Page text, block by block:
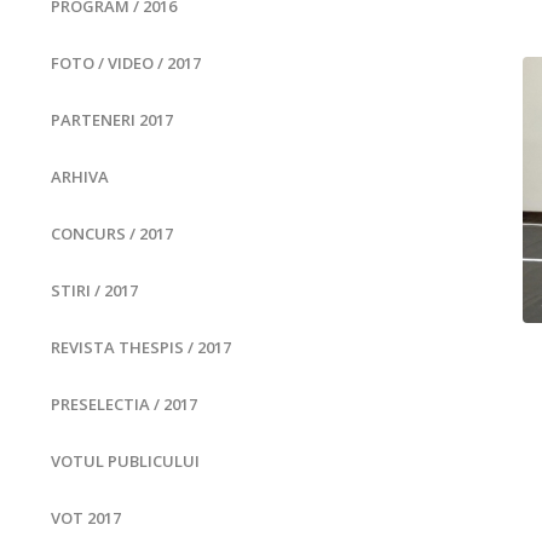
PROGRAM / 2016
FOTO / VIDEO / 2017
PARTENERI 2017
ARHIVA
CONCURS / 2017
STIRI / 2017
REVISTA THESPIS / 2017
PRESELECTIA / 2017
VOTUL PUBLICULUI
VOT 2017